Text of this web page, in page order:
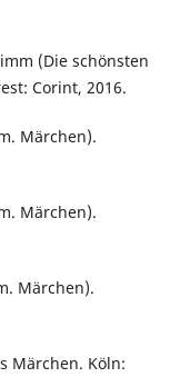
(Die schönsten
Corint, 2016.
Märchen).
Märchen).
Märchen).
Märchen. Köln: